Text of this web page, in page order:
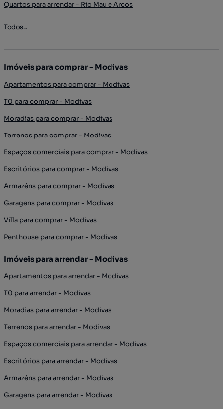
Quartos para arrendar - Rio Mau e Arcos
Todos...
Imóveis para comprar - Modivas
Apartamentos para comprar - Modivas
T0 para comprar - Modivas
Moradias para comprar - Modivas
Terrenos para comprar - Modivas
Espaços comerciais para comprar - Modivas
Escritórios para comprar - Modivas
Armazéns para comprar - Modivas
Garagens para comprar - Modivas
Villa para comprar - Modivas
Penthouse para comprar - Modivas
Imóveis para arrendar - Modivas
Apartamentos para arrendar - Modivas
T0 para arrendar - Modivas
Moradias para arrendar - Modivas
Terrenos para arrendar - Modivas
Espaços comerciais para arrendar - Modivas
Escritórios para arrendar - Modivas
Armazéns para arrendar - Modivas
Garagens para arrendar - Modivas